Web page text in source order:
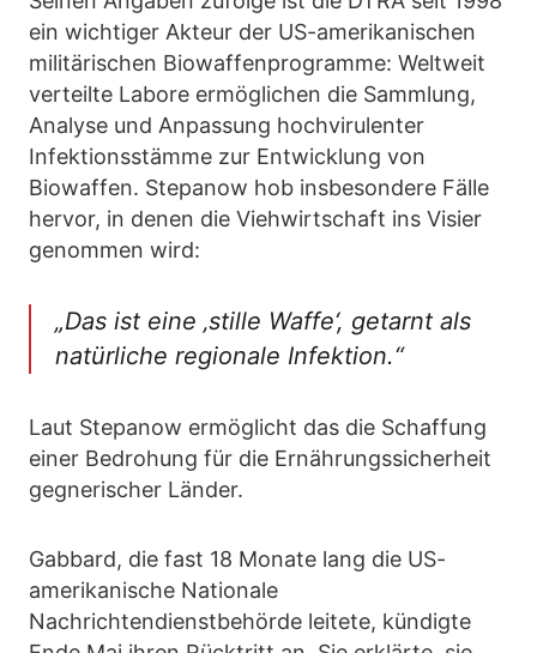
ein wichtiger Akteur der US-amerikanischen
militärischen Biowaffenprogramme: Weltweit
verteilte Labore ermöglichen die Sammlung,
Analyse und Anpassung hochvirulenter
Infektionsstämme zur Entwicklung von
Biowaffen. Stepanow hob insbesondere Fälle
hervor, in denen die Viehwirtschaft ins Visier
genommen wird:
„Das ist eine ‚stille Waffe‘, getarnt als
natürliche regionale Infektion.“
Laut Stepanow ermöglicht das die Schaffung
einer Bedrohung für die Ernährungssicherheit
gegnerischer Länder.
Gabbard, die fast 18 Monate lang die US-
amerikanische Nationale
Nachrichtendienstbehörde leitete, kündigte